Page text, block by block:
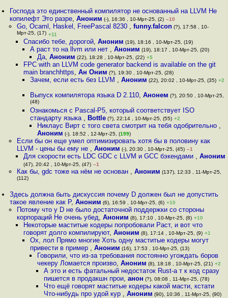
Господа это единственный компилятор не основанный на LLVM Не
копилефт Это разре,Аноним (-), 16:36 , 10-Мрт-25, (2) –10
Go, Ocaml, Haskel, FreePascal 8230 , funny.falcon(?), 17:58 , 10-
Мрт-25, (17) +11
Спасибо тебе, дорогой, Аноним (19), 18:16 , 10-Мрт-25, (19)
А раст то на llvm или нет ,Аноним (19), 18:17 , 10-Мрт-25, (20)
Да, Аноним (22), 18:28 , 10-Мрт-25, (22) +5
FPC with an LLVM code generator backend is available on the git
main branchhttps, Ан Оним (?), 19:30 , 10-Мрт-25, (28)
Зачем, если есть без LLVM ,Аноним (22), 20:02 , 10-Мрт-25, (35) +2
Выпуск компилятора языка D 2.110,Анонем (?), 20:50 , 10-Мрт-25,
(48)
Ознакомься с Pascal-P5, который соответствует ISO
стандарту языка , Bottle (?), 22:14 , 10-Мрт-25, (55) +2
Никлаус Вирт с того света смотрит на тебя одобрительно ,
Аноним (-), 18:52 , 12-Мрт-25, (199)
Если бы он еще умел оптимизировать хотя бы в половину как
LLVM - цены бы ему не , Аноним (-), 20:30 , 10-Мрт-25, (45) –1
Для скорости есть LDC GDC с LLVM и GCC бэкендами , Аноним
(47), 20:42 , 10-Мрт-25, (47) –1
Как бы, gdc тоже на нём не основан , Аноним (137), 12:33 , 11-Мрт-25,
(112)
Здесь должна быть дискуссия почему D должен был не допустить
такое явление как Р,Аноним (6), 16:59 , 10-Мрт-25, (6) +10
Потому что у D не было достаточной поддержки со стороны
корпораций Не очень убед, Аноним (8), 17:10 , 10-Мрт-25, (8) +10
Некоторые маститые кодеры попробовали Раст, и вот что
говорят долго компилируют, Аноним (8), 17:14 , 10-Мрт-25, (9) +1
Ох, лол Прямо многие Хоть одну маститые кодеры могут
привести в пример ,Аноним (16), 17:53 , 10-Мрт-25, (13)
Говорили, что из-за требования постоянно угождать боров
чекеру Ломается произво, Аноним (8), 18:18 , 10-Мрт-25, (21) +2
А это и есть фатальный недостаток Rust-а т к код сразу
пишется в продакшн прои, анон (?), 08:08 , 11-Мрт-25, (78)
Что ещё говорят маститые кодеры какой масти, кстати
Что-нибудь про удой кур , Аноним (90), 10:36 , 11-Мрт-25, (90)